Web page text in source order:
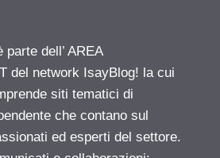
dell’ AREA
del network IsayBlog! la cui
siti tematici di
che contano sul
ed esperti del settore.